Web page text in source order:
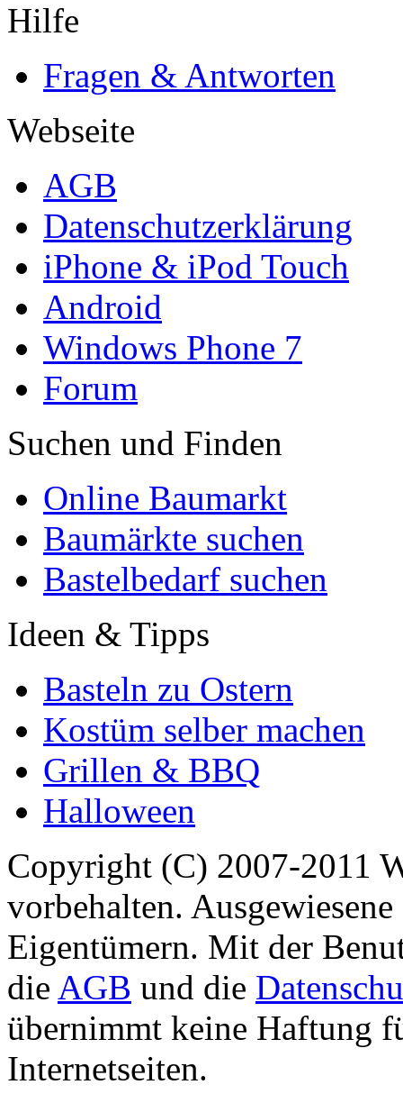
Hilfe
Fragen & Antworten
Webseite
AGB
Datenschutzerklärung
iPhone & iPod Touch
Android
Windows Phone 7
Forum
Suchen und Finden
Online Baumarkt
Baumärkte suchen
Bastelbedarf suchen
Ideen & Tipps
Basteln zu Ostern
Kostüm selber machen
Grillen & BBQ
Halloween
Copyright (C) 2007-2011
vorbehalten.
Eigentümern. Mit der
die AGB und die
übernimmt keine Haftung
Internetseiten.